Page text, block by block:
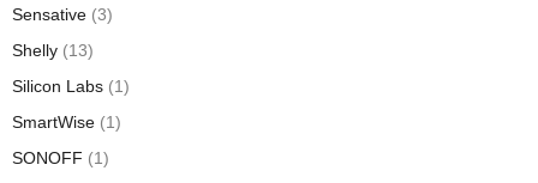
Sensative (3)
Shelly (13)
Silicon Labs (1)
SmartWise (1)
SONOFF (1)